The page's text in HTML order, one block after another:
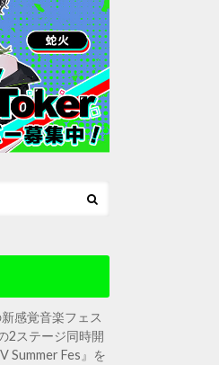
感覚音楽フェス
2ステージ同時開
Summer Fes』を